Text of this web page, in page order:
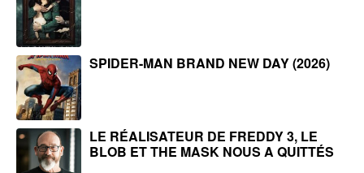
SPIDER-MAN BRAND NEW DAY (2026)
LE RÉALISATEUR DE FREDDY 3, LE
BLOB ET THE MASK NOUS A QUITTÉS